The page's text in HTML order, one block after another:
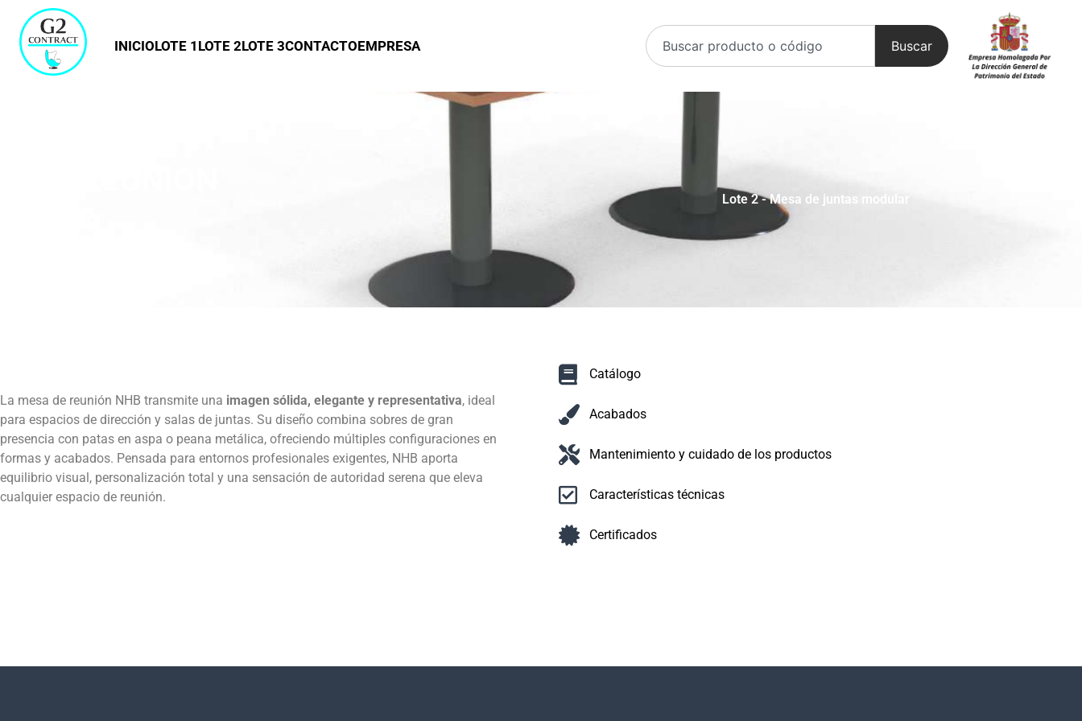
INICIOLOTE 1 LOTE 2LOTE 3CONTACTOEMPRESA Buscar
Lote 2-Mesa de juntas modular
La mesa de reunión NHB transmite una imagen sólida, elegante y representativa, ideal
para espacios de dirección y salas de juntas. Su diseño combina sobres de gran
presencia con patas en aspa o peana metálica, ofreciendo múltiples configuraciones en
formas y acabados. Pensada para entornos profesionales exigentes, NHB aporta
equilibrio visual, personalización total y una sensación de autoridad serena que eleva
cualquier espacio de reunión.
Catálogo
Acabados
Mantenimiento y cuidado de los productos
Características técnicas
Certificados